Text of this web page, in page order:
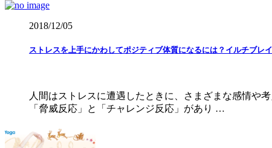
2018/12/05
ストレスを上手にかわしてポジティブ体質になるには？イルチブレ
人間はストレスに遭遇したときに、さまざまな感情や
「脅威反応」と「チャレンジ反応」があり …